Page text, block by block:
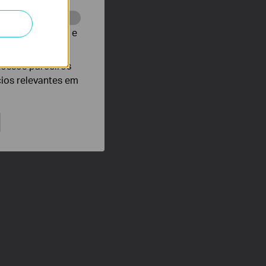
para melhorar e
parceiros
relevantes em